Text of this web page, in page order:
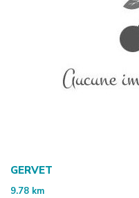
GERVET
9.78 km